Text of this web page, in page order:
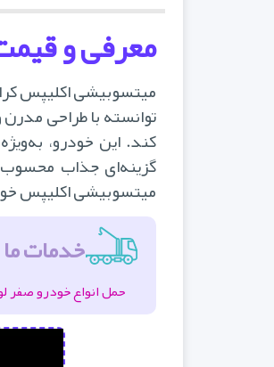
معرفی و
توانسته با طراحی
کند. این خودرو،
گزینه‌ای جذاب
میتسوبیشی اکلیپس
خدمات ما
حمل انواع خودرو صفر